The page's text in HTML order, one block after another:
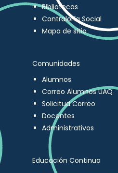
Bibliotecas
Contraloría Social
Mapa de sitio
Comunidades
Alumnos
Correo Alumnos UAQ
Solicitud Correo
Docentes
Administrativos
Educación Continua